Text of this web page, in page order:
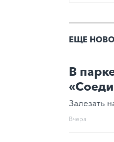
ЕЩЕ
В
Залезать
Вчера